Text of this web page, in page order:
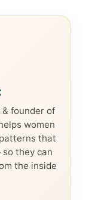
founder of
women
that
they can
the inside